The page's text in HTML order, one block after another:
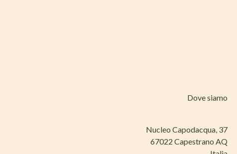
Dove siamo
Nucleo Capodacqua, 37
67022 Capestrano AQ